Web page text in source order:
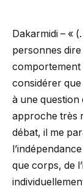
Dakarmidi – «
personnes dire
comportement
considérer que
à une question
approche très
débat, il me
que corps, de